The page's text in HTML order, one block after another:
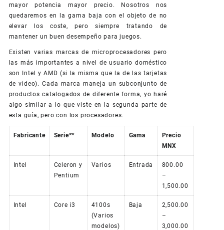
mayor potencia mayor precio. Nosotros nos
quedaremos en la gama baja con el objeto de no
elevar los coste, pero siempre tratando de
mantener un buen desempeño para juegos.
Existen varias marcas de microprocesadores pero
las más importantes a nivel de usuario doméstico
son Intel y AMD (si la misma que la de las tarjetas
de video). Cada marca maneja un subconjunto de
productos catalogados de diferente forma, yo haré
algo similar a lo que viste en la segunda parte de
esta guía, pero con los procesadores.
Fabricante Serie** Modelo Gama
Precio
MNX
Intel
Celeron y
Pentium
Varios Entrada
800.00
–
1,500.00
Intel Core i3
4100s
(Varios
modelos)
Baja
2,500.00
–
3,000.00